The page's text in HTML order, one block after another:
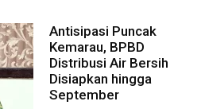
Antisipasi Puncak
Kemarau, BPBD
Distribusi Air Bersih
Disiapkan hingga
September